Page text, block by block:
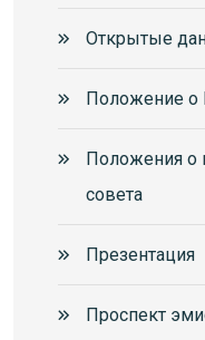
Открытые
Положение о
Положения о
совета
Презентация
Проспект